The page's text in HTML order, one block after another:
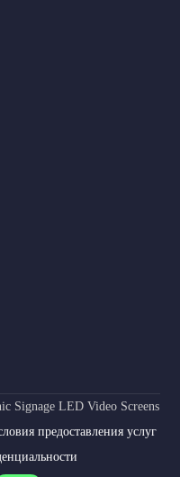
Signage LED Video Screens
предоставления услуг